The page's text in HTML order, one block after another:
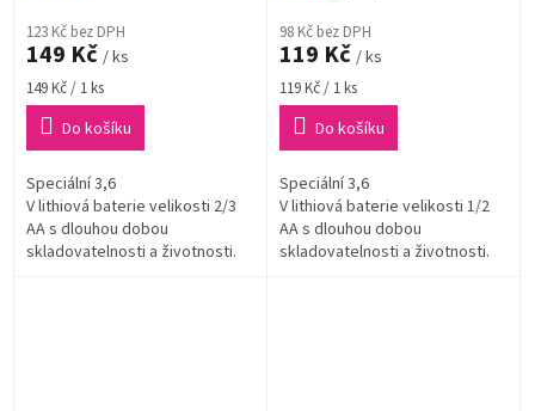
123 Kč bez DPH
149 Kč / ks
Měrná
cena:
149 Kč / 1 ks
Do košíku
Speciální 3,6
V lithiová baterie velikosti 2/3
AA s dlouhou dobou
skladovatelnosti a životnosti.
98 Kč bez DPH
119 Kč / ks
Měrná
cena:
119 Kč / 1 ks
Do košíku
Speciální 3,6
V lithiová baterie velikosti 1/2
AA s dlouhou dobou
skladovatelnosti a životnosti.